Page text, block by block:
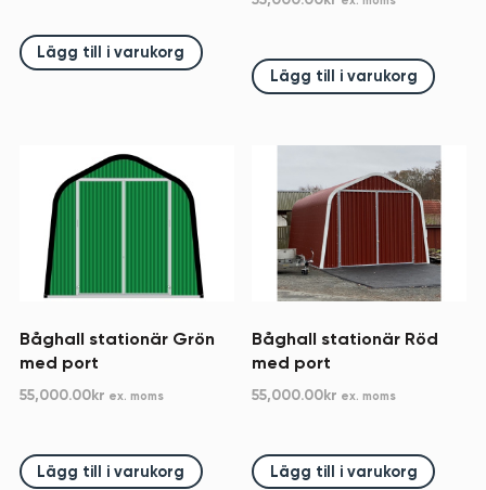
Lägg till i varukorg
Lägg till i varukorg
Båghall stationär Grön
med port
55,000.00kr ex. moms
Lägg till i varukorg
Båghall stationär Röd
med port
55,000.00kr ex. moms
Lägg till i varukorg